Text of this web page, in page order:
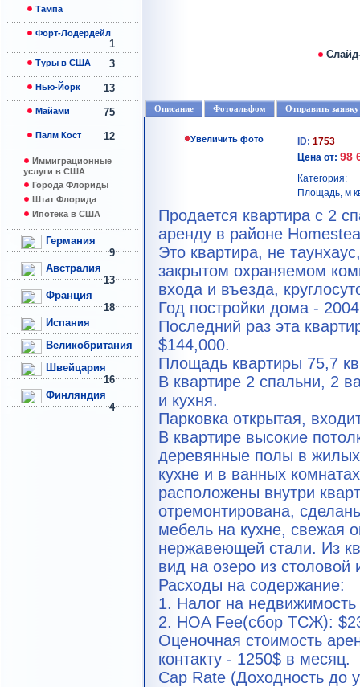
Тампа
Форт-Лодердейл
1
Туры в США 3
Нью-Йорк 13
Майами 75
Палм Кост 12
Иммиграционные
услуги в США
Города Флориды
Штат Флорида
Ипотека в США
Германия
9
Австралия
13
Франция
18
Испания
Великобритания
Швейцария
16
Финляндия
4
Описание Фотоальфом Отправить заявку
Увеличить фото ID: 1753
Цена от: 98
Категория:
Площадь, м
Продается квартира с 2
аренду в районе
Это квартира, не
закрытом охраняемом
входа и въезда,
Год постройки дома -
Последний раз эта
$144,000.
Площадь квартиры 75,7
В квартире 2 спальни, 2
и кухня.
Парковка открытая,
В квартире высокие
деревянные полы в
кухне и в ванных
расположены внутри
отремонтирована,
мебель на кухне, свежая
нержавеющей стали. Из
вид на озеро из столовой
Расходы на содержание:
1. Налог на
2. HOA Fee(сбор ТСЖ):
Оценочная стоимость
контакту - 1250$ в месяц.
Cap Rate (Доходность до